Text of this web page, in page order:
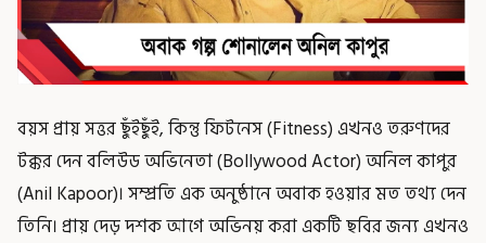
বয়স প্রায় সত্তর ছুঁইছুঁই, কিন্তু ফিটনেস (Fitness) এখনও তরুণদের
টক্কর দেন বলিউড অভিনেতা (Bollywood Actor) অনিল কাপুর
(Anil Kapoor)। সম্প্রতি এক অনুষ্ঠানে অবাক হওয়ার মত তথ্য দেন
তিনি। প্রায় দেড় দশক আগে অভিনয় করা একটি ছবির জন্য এখনও